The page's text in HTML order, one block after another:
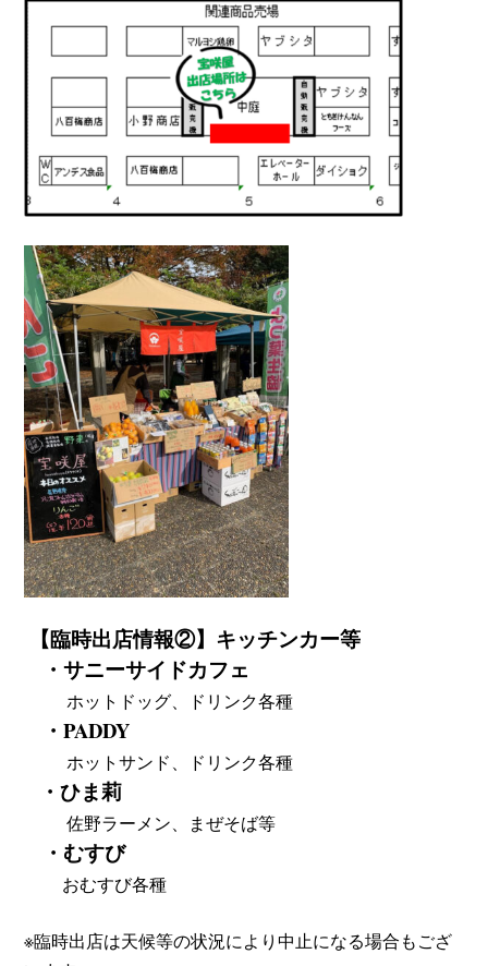
【臨時出店情報②】キッチンカー等
・サニーサイドカフェ
ホットドッグ 、ドリンク各種
・PADDY
ホットサンド、ドリンク各種
・ひま莉
佐野ラーメン 、まぜそば等
・むすび
おむすび各種
※臨時出店は天候等の状況により中止になる場合もござ